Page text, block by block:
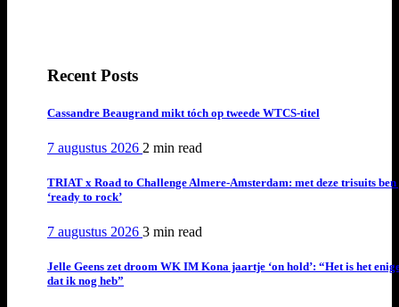
Recent Posts
Cassandre Beaugrand mikt tóch op tweede WTCS-titel
7 augustus 2026 2 min read
TRIAT x Road to Challenge Almere-Amsterdam: met deze trisuits ben
‘ready to rock’
7 augustus 2026 3 min read
Jelle Geens zet droom WK IM Kona jaartje ‘on hold’: “Het is het
dat ik nog heb”